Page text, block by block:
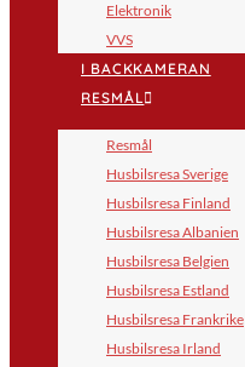
Elektronik
VVS
I BACKKAMERAN
RESMÅL
Resmål
Husbilsresa Sverige
Husbilsresa Finland
Husbilsresa Albanien
Husbilsresa Belgien
Husbilsresa Estland
Husbilsresa Frankrike
Husbilsresa Irland